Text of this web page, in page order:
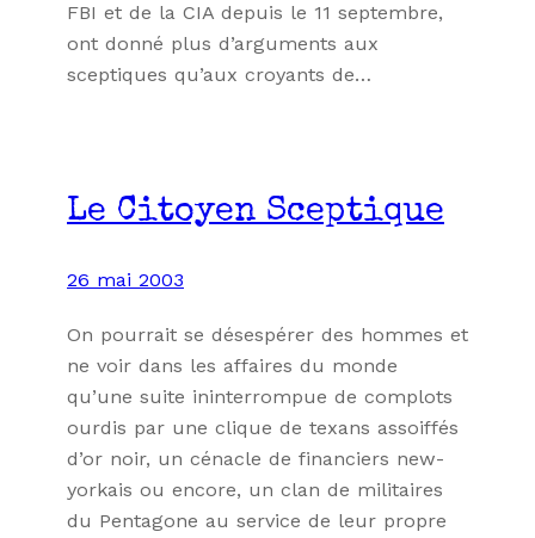
FBI et de la CIA depuis le 11 septembre,
ont donné plus d’arguments aux
sceptiques qu’aux croyants de…
Le Citoyen Sceptique
26 mai 2003
On pourrait se désespérer des hommes et
ne voir dans les affaires du monde
qu’une suite ininterrompue de complots
ourdis par une clique de texans assoiffés
d’or noir, un cénacle de financiers new-
yorkais ou encore, un clan de militaires
du Pentagone au service de leur propre